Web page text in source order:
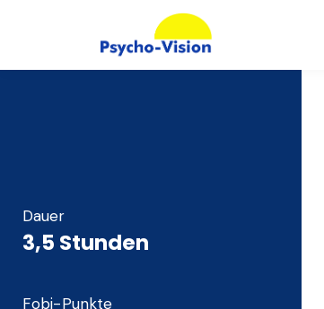
Dauer
3,5 Stunden
Fobi-Punkte